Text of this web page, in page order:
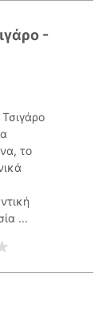
-
το
...